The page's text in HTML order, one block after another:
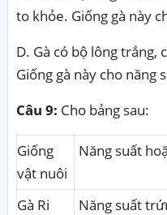
to khỏe. Giống gà này
D. Gà có bộ lông trắng,
Giống gà này cho năng
Câu 9: Cho bảng sau:
Giống
vật nuôi
Năng suất
Gà Ri
Năng suất